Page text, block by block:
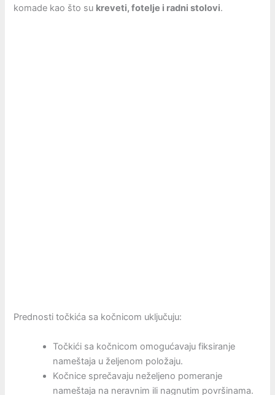
komade kao što su kreveti, fotelje i radni stolovi.
Prednosti točkića sa kočnicom uključuju:
Točkići sa kočnicom omogućavaju fiksiranje
nameštaja u željenom položaju.
Kočnice sprečavaju neželjeno pomeranje
nameštaja na neravnim ili nagnutim površinama.